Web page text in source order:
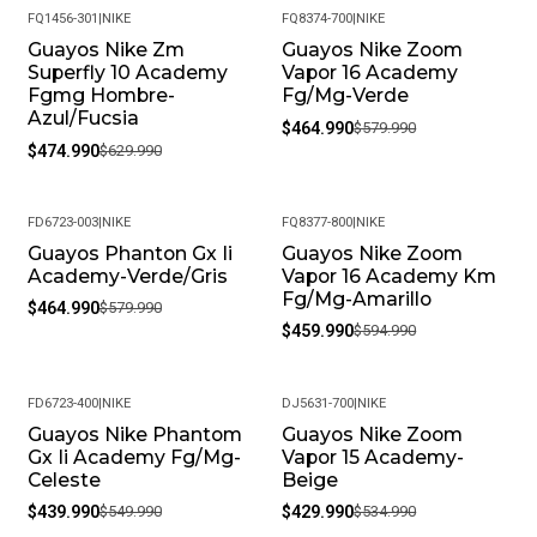
¡Detalles Del Producto:!
Para Uso En Superficies Naturales Y Sintéticas: Estos
Guayos Están Diseñados Para Rendir Al Máximo En
Diferentes Tipos De Terreno.
Plantilla Acolchada: Proporciona Mayor Comodidad Durante
Todo El Juego.
Composición:
Capellada: 92% Sintético, 8% Textil.
Forro: Textil Nylon.
Construcción: Pegado.
-25%
FQ1456-301 NIKE
Guayos Nike Zm
Superfly 10 Academy
Fgmg Hombre-
Azul/Fucsia
$474.990$629.990
-20%
FQ8374-700 NIKE
Guayos Nike Zoom
Vapor 16 Academy
Fg/Mg-Verde
$464.990$579.990
-20%
FD6723-003| NIKE
Guayos Phanton Gx Ii
Academy-Verde/Gris
$464.990$579.990
-23%
FQ8377-800 NIKE
Guayos Nike Zoom
Vapor 16 Academy Km
Fg/Mg-Amarillo
$459.990$594.990
-20%
FD6723-400| NIKE
Guayos Nike Phantom
Gx Ii Academy Fg/Mg-
Celeste
$439.990$549.990
-20%
DJ5631-700 NIKE
Guayos Nike Zoom
Vapor 15 Academy-
Beige
$429.990$534.990